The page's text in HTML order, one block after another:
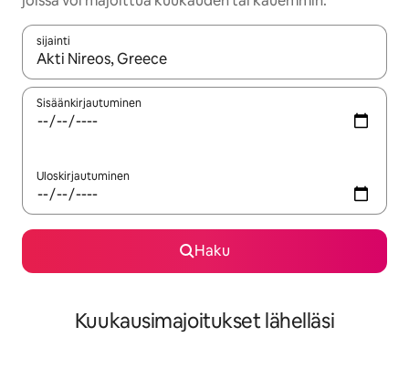
sijainti
Kun tulokset ovat saatavilla, navigoi ylös- ja alas-
Sisäänkirjautuminen
Uloskirjautuminen
Haku
Kuukausimajoitukset lähelläsi